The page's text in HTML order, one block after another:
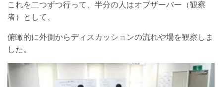
これを二つずつ行って、半分の人はオブザーバー（観察
者）として、
俯瞰的に外側からディスカッションの流れや場を観察しま
した。